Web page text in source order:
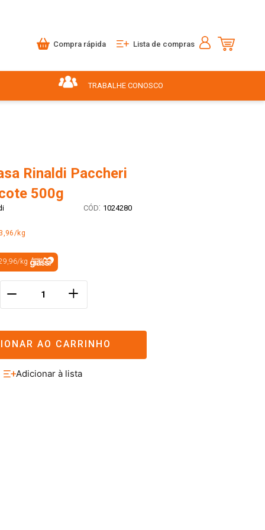
Compra rápida Lista de compras
TRABALHE CONOSCO
Rinaldi Paccheri
500g
: 1024280
kg
/kg
＋
AO CARRINHO